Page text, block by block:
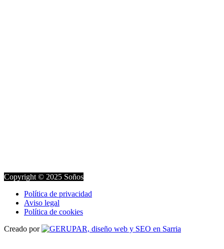
Copyright © 2025 Soños
Política de privacidad
Aviso legal
Política de cookies
Creado por